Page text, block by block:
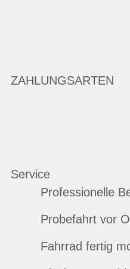
ZAHLUNGSARTEN
Service
Professionelle
Probefahrt vor
Fahrrad fertig